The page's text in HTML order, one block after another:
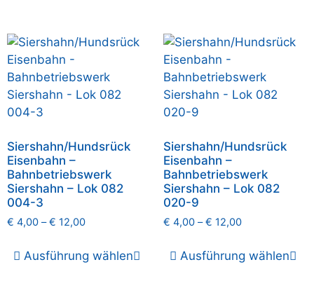
Siershahn/Hundsrück
Eisenbahn –
Bahnbetriebswerk
Siershahn – Lok 082
004-3
€ 4,00 –€ 12,00
Ausführung wählen
Siershahn/Hundsrück
Eisenbahn –
Bahnbetriebswerk
Siershahn – Lok 082
020-9
€ 4,00–€ 12,00
Ausführung wählen